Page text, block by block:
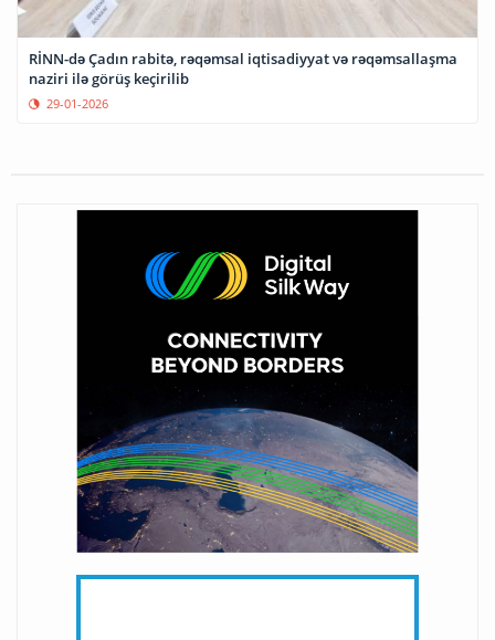
RİNN-də Çadın rabitə, rəqəmsal iqtisadiyyat və rəqəmsallaşma
naziri ilə görüş keçirilib
29-01-2026